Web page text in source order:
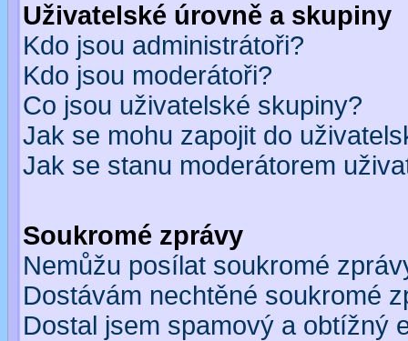
Uživatelské úrovně a skupiny
Kdo jsou administrátoři?
Kdo jsou moderátoři?
Co jsou uživatelské skupiny?
Jak se mohu zapojit do
Jak se stanu moderátorem
Soukromé zprávy
Nemůžu posílat soukromé
Dostávám nechtěné soukromé
Dostal jsem spamový a obtížný